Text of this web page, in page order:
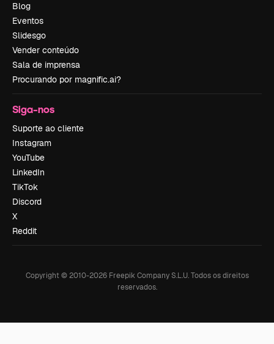
Blog
Eventos
Slidesgo
Vender conteúdo
Sala de imprensa
Procurando por magnific.ai?
Siga-nos
Suporte ao cliente
Instagram
YouTube
LinkedIn
TikTok
Discord
X
Reddit
Copyright © 2010-2026Freepik Company S.L.U. Todos os direitos
reservados.